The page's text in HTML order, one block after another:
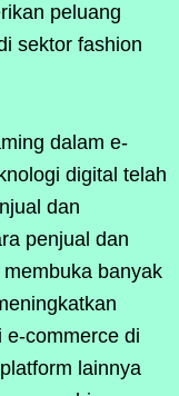
peluang
sektor fashion
dalam e-
digital telah
dan
penjual dan
banyak
e-commerce di
lainnya